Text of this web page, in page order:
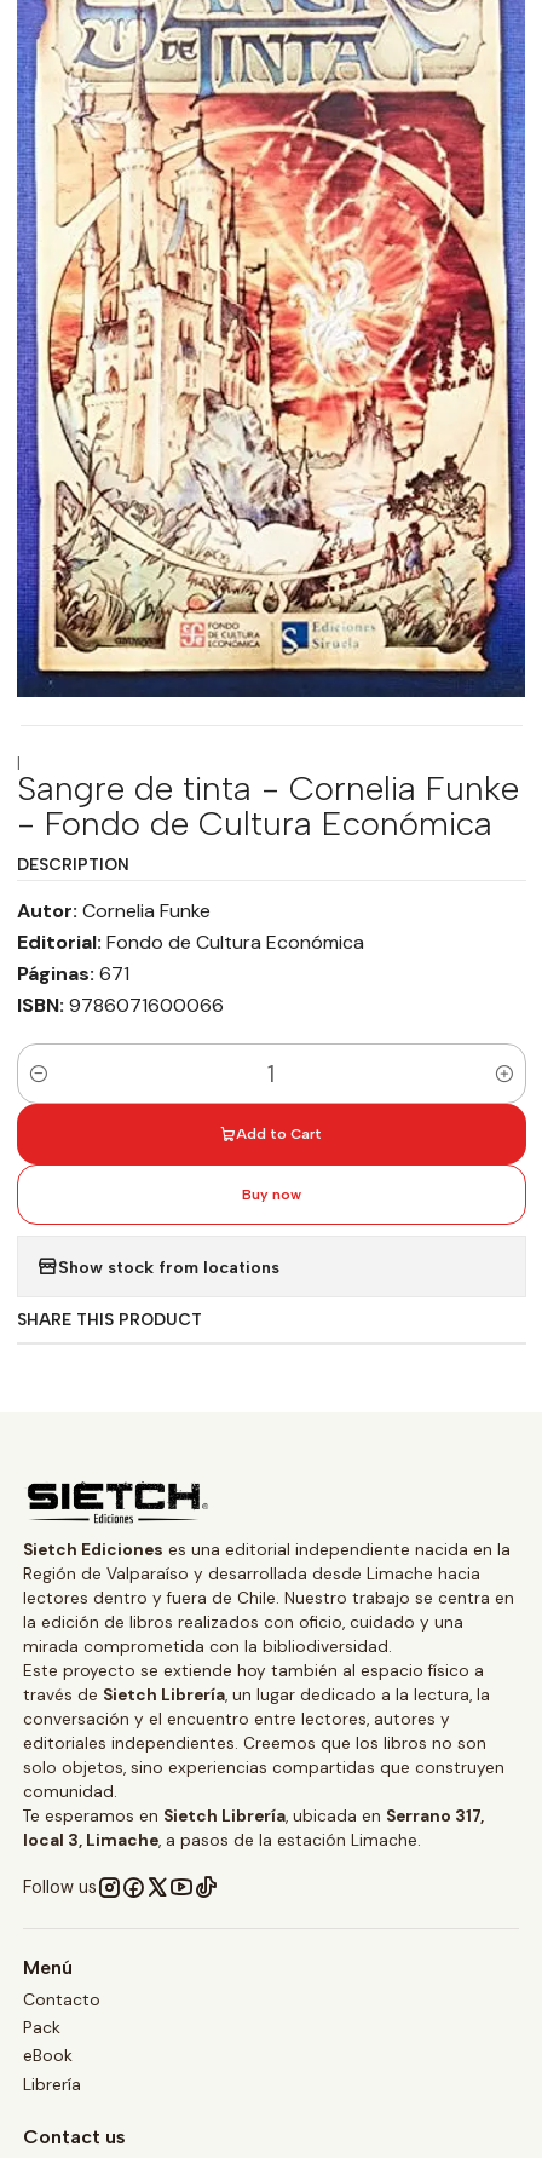
|
Sangre de tinta - Cornelia Funke
- Fondo de Cultura Económica
DESCRIPTION
Autor: Cornelia Funke
Editorial: Fondo de Cultura Económica
Páginas: 671
ISBN: 9786071600066
Quantity
Add to Cart
Buy now
Show stock from locations
SHARE THIS PRODUCT
Sietch Ediciones es una editorial independiente nacida en la
Región de Valparaíso y desarrollada desde Limache hacia
lectores dentro y fuera de Chile. Nuestro trabajo se centra en
la edición de libros realizados con oficio, cuidado y una
mirada comprometida con la bibliodiversidad.
Este proyecto se extiende hoy también al espacio físico a
través de Sietch Librería, un lugar dedicado a la lectura, la
conversación y el encuentro entre lectores, autores y
editoriales independientes. Creemos que los libros no son
solo objetos, sino experiencias compartidas que construyen
comunidad.
Te esperamos en Sietch Librería, ubicada en Serrano 317,
local 3, Limache, a pasos de la estación Limache.
Follow us
Menú
Contacto
Pack
eBook
Librería
Contact us